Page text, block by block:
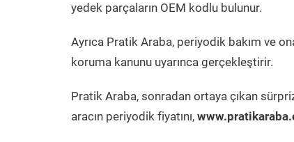
yedek parçaların OEM kodlu bulunur.
Ayrıca Pratik Araba, periyodik bakım ve
koruma kanunu uyarınca gerçekleştirir.
Pratik Araba, sonradan ortaya çıkan
aracın periyodik fiyatını,